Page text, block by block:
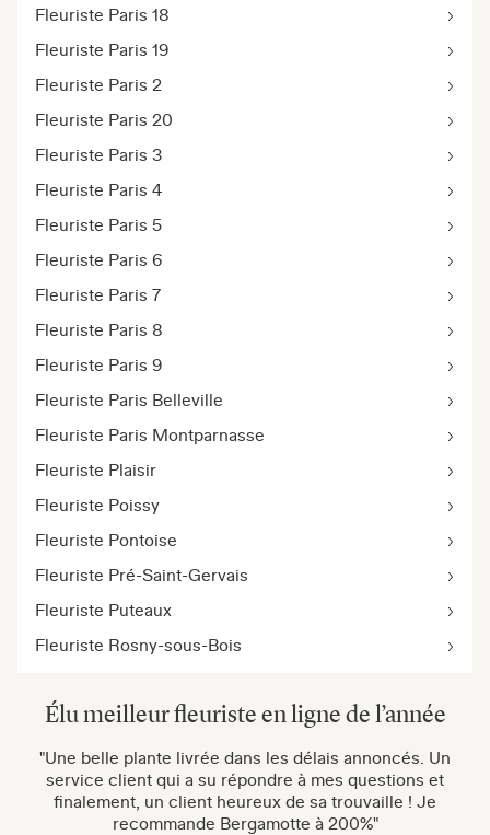
Fleuriste Paris 18
Fleuriste Paris 19
Fleuriste Paris 2
Fleuriste Paris 20
Fleuriste Paris 3
Fleuriste Paris 4
Fleuriste Paris 5
Fleuriste Paris 6
Fleuriste Paris 7
Fleuriste Paris 8
Fleuriste Paris 9
Fleuriste Paris Belleville
Fleuriste Paris Montparnasse
Fleuriste Plaisir
Fleuriste Poissy
Fleuriste Pontoise
Fleuriste Pré-Saint-Gervais
Fleuriste Puteaux
Fleuriste Rosny-sous-Bois
Élu meilleur fleuriste en ligne de l’année
"Une belle plante livrée dans les délais annoncés. Un
service client qui a su répondre à mes questions et
finalement, un client heureux de sa trouvaille ! Je
recommande Bergamotte à 200%"